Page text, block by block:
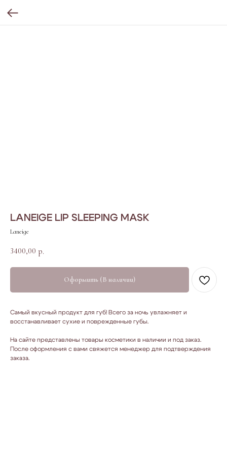
LANEIGE LIP SLEEPING MASK
Laneige
3400,00 р.
Оформить (В наличии)
Самый вкусный продукт для губ! Всего за ночь увлажняет и
восстанавливает сухие и поврежденные губы.
На сайте представлены товары косметики в наличии и под заказ.
После оформления с вами свяжется менеджер для подтверждения
заказа.